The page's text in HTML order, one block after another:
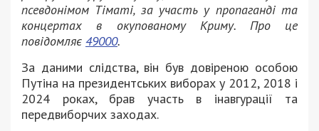
псевдонімом Тіматі, за участь у пропаганді та
концертах в окупованому Криму. Про це
повідомляє 49000.
За даними слідства, він був довіреною особою
Путіна на президентських виборах у 2012, 2018 і
2024 роках, брав участь в інавгурації та
передвиборчих заходах.